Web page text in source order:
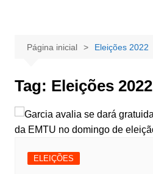
Página inicial Eleições 2022
Tag: Eleições 2022
ELEIÇÕES